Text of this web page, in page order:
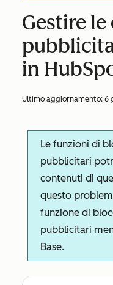
Gestire
in
Ultimo aggiornamento: 6
Le funzioni di
pubblicitari
contenuti di
questo
funzione di
pubblicitari
Base.